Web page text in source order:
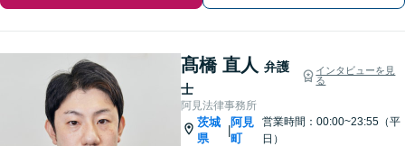
髙橋 直人 弁護
士
インタビューを見
る
阿見法律事務所
茨城
県
|
阿見
町
営業時間：00:00~23:55（平
日）